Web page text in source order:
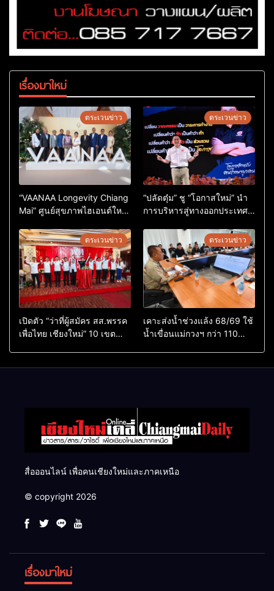
เรื่องมาใหม่
ตระเวนข่าว
“VAANAA Longevity Chiang
Mai” ศูนย์สุขภาพไฮเอนต์ใหญ่
ตระเวนข่าว
“ปลัดตุ๋ม” ชู “โอกาสใหม่” นำ
การบริหารสู่ทางออกประเทศ
ตระเวนข่าว
เปิดตัว “ว่าที่ผู้สมัคร สส.พรรค
เพื่อไทย เชียงใหม่” 10 เขต
ตระเวนข่าว
เคาะส่งน้ำช่วงแล้ง 68/69 ใช้
น้ำเขื่อนแม่กวงฯ กว่า 110
สื่อออนไลน์ เพื่อคนเชียงใหม่และภาคเหนือ
© copyright 2026
เรื่องมาใหม่